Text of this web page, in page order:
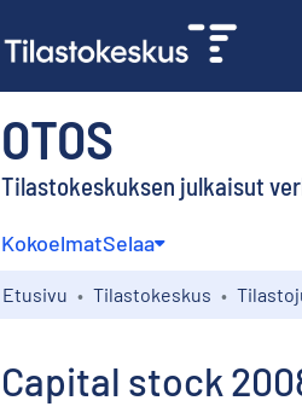
OTOS
Tilastokeskuksen julkaisut
KokoelmatSelaa
Etusivu Tilastokeskus
Capital stock